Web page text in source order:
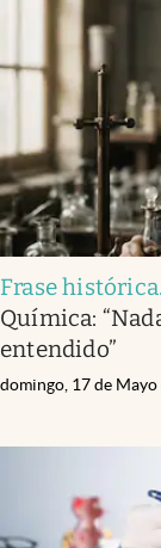
Frase histórica.
Química:
entendido”
domingo, 17 de